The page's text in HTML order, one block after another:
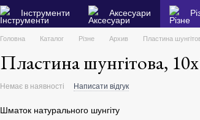
Інструменти Аксесуари
Головна Каталог Різне Архив Пластина
Пластина шунгітова,
Немає в наявності Написати відгук
Шматок натурального шунгіту